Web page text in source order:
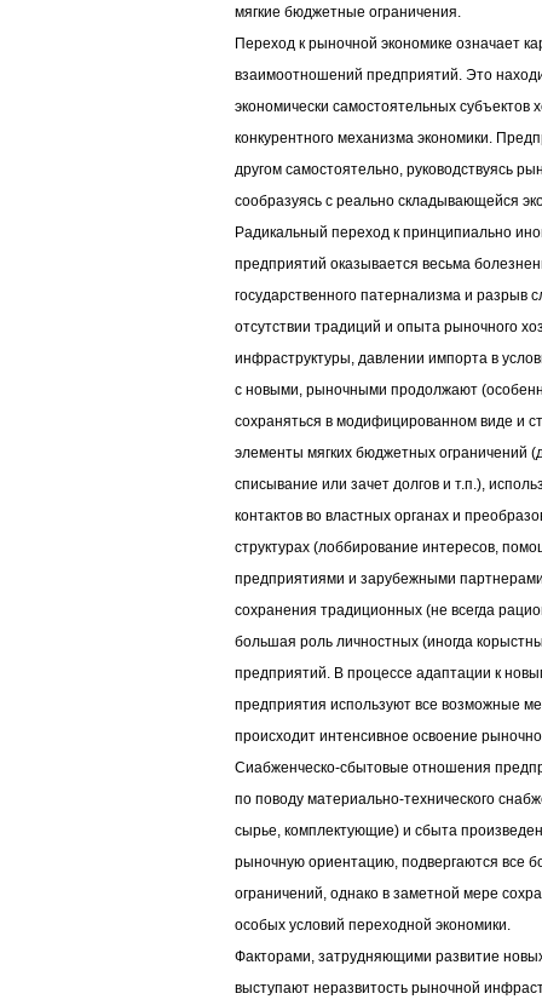
мягкие бюджетные ограничения.
Переход к рыночной экономике означает
взаимоотношений предприятий. Это
экономически самостоятельных субъектов
конкурентного механизма экономики.
другом самостоятельно, руководствуясь
сообразуясь с реально складывающейся
Радикальный переход к принципиально
предприятий оказывается весьма
государственного патернализма и разрыв
отсутствии традиций и опыта рыночного
инфраструктуры, давлении импорта в
с новыми, рыночными продолжают
сохраняться в модифицированном виде и
элементы мягких бюджетных ограничений
списывание или зачет долгов и т.п.),
контактов во властных органах и
структурах (лоббирование интересов,
предприятиями и зарубежными
сохранения традиционных (не всегда
большая роль личностных (иногда
предприятий. В процессе адаптации к
предприятия используют все возможные
происходит интенсивное освоение
Сиабженческо-сбытовые отношения
по поводу материально-технического
сырье, комплектующие) и сбыта
рыночную ориентацию, подвергаются все
ограничений, однако в заметной мере
особых условий переходной экономики.
Факторами, затрудняющими развитие
выступают неразвитость рыночной